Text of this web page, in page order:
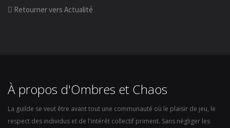
Retourner vers Actualité
À propos d'Ombres et Chaos
La guilde se veut être avant tout une communauté où le plaisir de jeu, le
respect des individus et de l'intérêt collectif priment. Sans négliger les